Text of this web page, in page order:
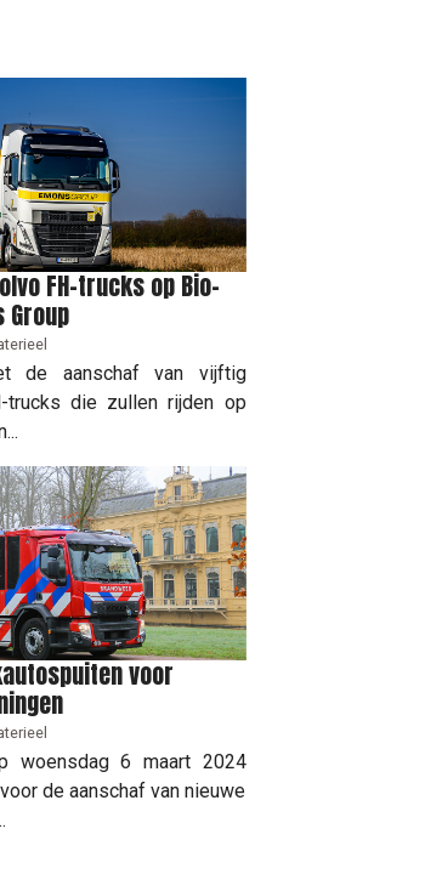
FH-trucks op Bio-
Group
de aanschaf van vijftig
trucks die zullen rijden op
voor
woensdag 6 maart 2024
de aanschaf van nieuwe